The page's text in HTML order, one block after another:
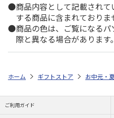
商品内容として記載され
する商品に含まれておりま
商品の色は、ご覧になる
際と異なる場合があります。
ホーム ギフトストア お中元・
ご利用ガイド